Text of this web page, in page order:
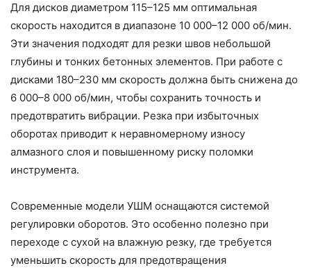
Для дисков диаметром 115–125 мм оптимальная
скорость находится в диапазоне 10 000–12 000 об/мин.
Эти значения подходят для резки швов небольшой
глубины и тонких бетонных элементов. При работе с
дисками 180–230 мм скорость должна быть снижена до
6 000–8 000 об/мин, чтобы сохранить точность и
предотвратить вибрации. Резка при избыточных
оборотах приводит к неравномерному износу
алмазного слоя и повышенному риску поломки
инструмента.
Современные модели УШМ оснащаются системой
регулировки оборотов. Это особенно полезно при
переходе с сухой на влажную резку, где требуется
уменьшить скорость для предотвращения